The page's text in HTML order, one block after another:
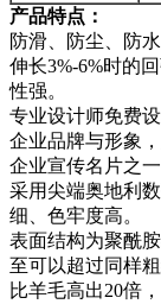
产品特点：
防滑、防尘、防
伸长3%-6%时的
性强。
专业设计师免费
企业品牌与形象
企业宣传名片之一
采用尖端奥地利
细、色牢度高。
表面结构为聚酰
至可以超过同样
比羊毛高出20倍